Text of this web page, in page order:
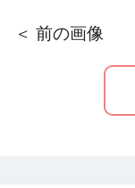
＜ 前の画像